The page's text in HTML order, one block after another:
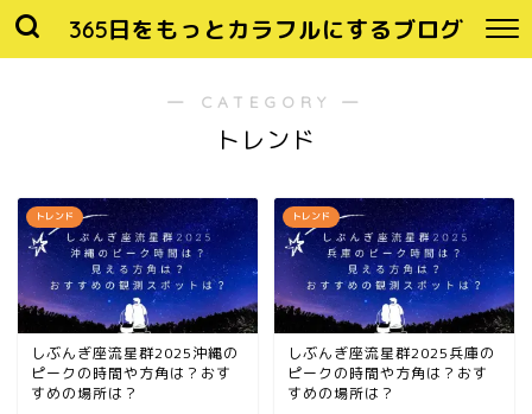
365日をもっとカラフルにするブログ
― CATEGORY ―
トレンド
トレンド
しぶんぎ座流星群2025沖縄の
ピークの時間や方角は？おす
すめの場所は？
トレンド
しぶんぎ座流星群2025兵庫の
ピークの時間や方角は？おす
すめの場所は？